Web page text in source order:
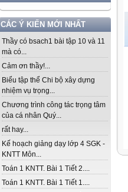
CÁC Ý KIẾN MỚI NHẤT
Thầy có bsach1 bài tập 10 và 11
mà có...
Cảm ơn thầy!...
Biểu tập thể Chi bộ xây dựng
nhiệm vụ trọng...
Chương trình công tác trọng tâm
của cá nhân Quý...
rất hay...
Kế hoạch giảng dạy lớp 4 SGK -
KNTT Môn...
Toán 1 KNTT. Bài 1 Tiết 2....
Toán 1 KNTT. Bài 1 Tiết 1....